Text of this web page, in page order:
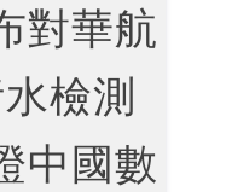
對華航
檢測
中國數